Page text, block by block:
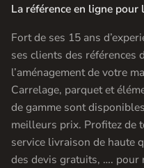
La référence en ligne
Fort de ses 15 ans
ses clients des références
l’aménagement de votre
Carrelage, parquet et
de gamme sont
meilleurs prix. Profitez de
service livraison de haute
des devis gratuits, …. pour